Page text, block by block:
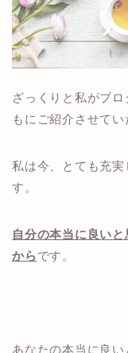
ざっくりと私がブ
もにご紹介させてい
私は今、とても充
す。
自分の本当に良い
からです。
あなたの本当に良